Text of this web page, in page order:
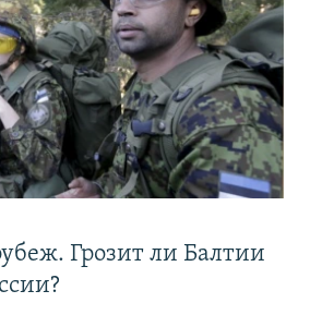
Грозит ли Балтии